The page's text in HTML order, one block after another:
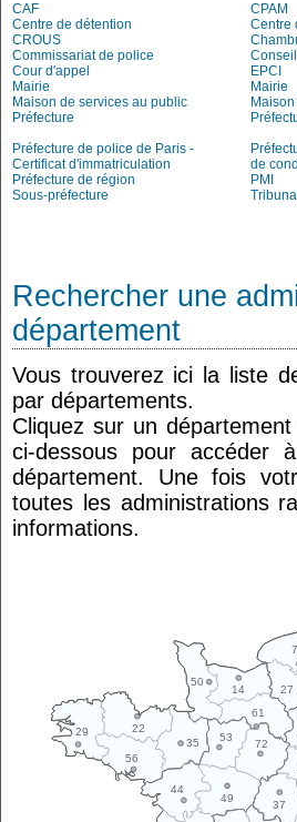
CAF CPAM
Centre de détention
Centre
CROUS
Commissariat de police
Cour d'appel
EPCI
Mairie
Mairie
Maison de services au public
Préfecture
Préfecture de police de Paris -
Certificat d'immatriculation
de
Préfecture de région
PMI
Sous-préfecture
Rechercher une
département
Vous trouverez ici la liste
par départements.
Cliquez sur un
ci-dessous pour
département. Une fois
toutes les administrations
informations.
14
22
27
29
35
37
44
49
50
53
56
61
72